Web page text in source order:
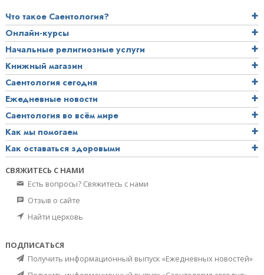
Что такое Саентология?
Онлайн-курсы
Начальные религиозные услуги
Книжный магазин
Саентология сегодня
Ежедневные новости
Саентология во всём мире
Как мы помогаем
Как оставаться здоровыми
СВЯЖИТЕСЬ С НАМИ
Есть вопросы? Свяжитесь с нами
Отзыв о сайте
Найти церковь
ПОДПИСАТЬСЯ
Получить информационный выпуск «Ежедневных новостей»